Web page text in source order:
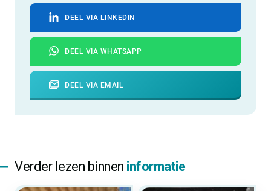
DEEL VIA LINKEDIN
DEEL VIA WHATSAPP
DEEL VIA EMAIL
Verder lezen binnen informatie